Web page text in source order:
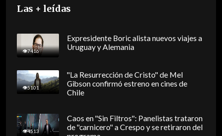
Las + leídas
7416
Expresidente Boric alista nuevos viajes a
Uruguay y Alemania
5101
"La Resurrección de Cristo" de Mel
Gibson confirmó estreno en cines de
Chile
4513
Caos en "Sin Filtros": Panelistas trataron
de "carnicero" a Crespo y se retiraron del